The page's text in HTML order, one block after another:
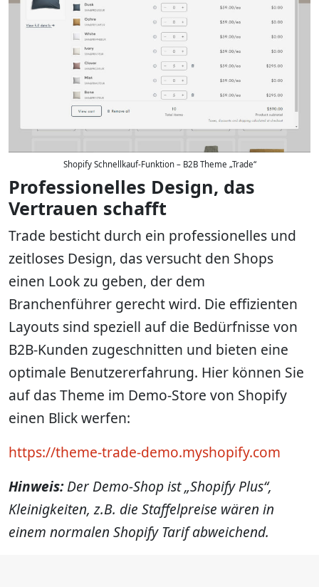
Shopify Schnellkauf-Funktion – B2B Theme „Trade“
Professionelles Design, das
Vertrauen schafft
Trade besticht durch ein professionelles und
zeitloses Design, das versucht den Shops
einen Look zu geben, der dem
Branchenführer gerecht wird. Die effizienten
Layouts sind speziell auf die Bedürfnisse von
B2B-Kunden zugeschnitten und bieten eine
optimale Benutzererfahrung. Hier können Sie
auf das Theme im Demo-Store von Shopify
einen Blick werfen:
https://theme-trade-demo.myshopify.com
Hinweis:Der Demo-Shop ist „Shopify Plus“,
Kleinigkeiten, z.B. die Staffelpreise wären in
einem normalen Shopify Tarif abweichend.